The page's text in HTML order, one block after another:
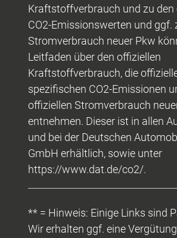
Kraftstoffverbrauch und zu den
CO2-Emissionswerten und ggf.
Stromverbrauch neuer Pkw
Leitfaden über den offiziellen
Kraftstoffverbrauch, die
spezifischen CO2-Emissionen
offiziellen Stromverbrauch
entnehmen. Dieser ist in allen
und bei der Deutschen
GmbH erhältlich, sowie unter
https://www.dat.de/co2/.
** = Hinweis: Einige Links sind
Wir erhalten ggf. eine